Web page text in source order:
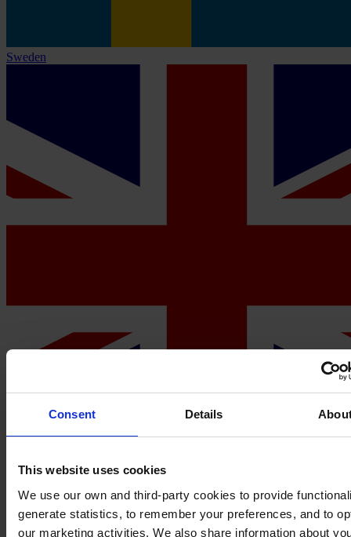
Consent Details
This website uses cookies
We use our own and third-party cookies to provide
generate statistics, to remember your preferences, and to
our marketing activities. We also share information about
Sweden
United Kingdom
North America
My Hempel
Yacht Pro